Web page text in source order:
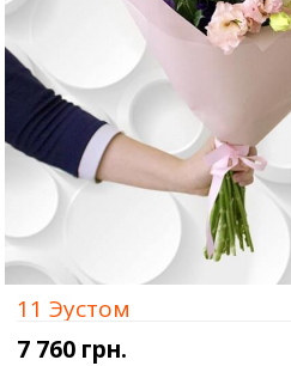
11 Эустом
7 760 грн.